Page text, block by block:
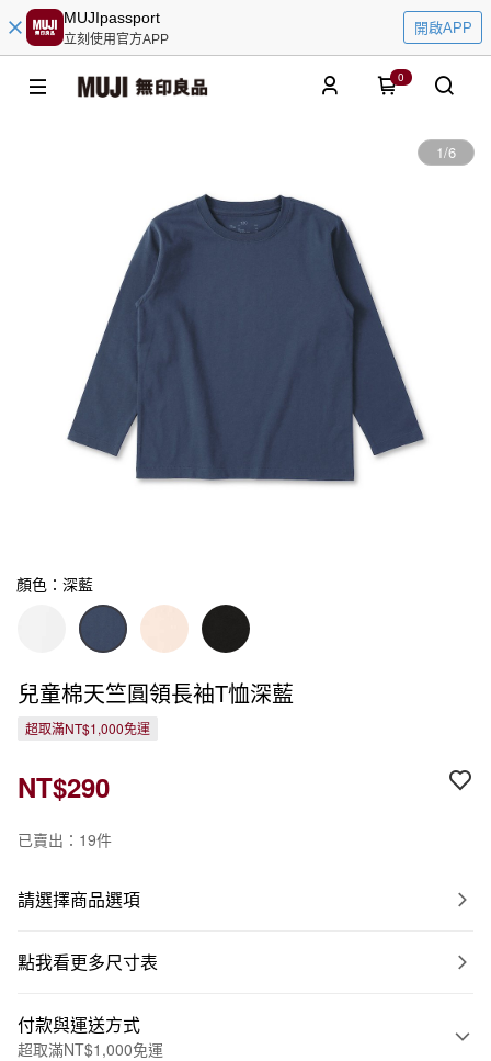
MUJIpassport
立刻使用官方APP
開啟APP
0
1/6
顏色：深藍
兒童棉天竺圓領長袖T恤深藍
超取滿NT$1,000免運
NT$290
已賣出：19件
請選擇商品選項
點我看更多尺寸表
付款與運送方式
超取滿NT$1,000免運